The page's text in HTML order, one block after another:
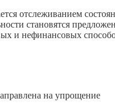
отслеживанием
становятся
и нефинансовых
на упрощение